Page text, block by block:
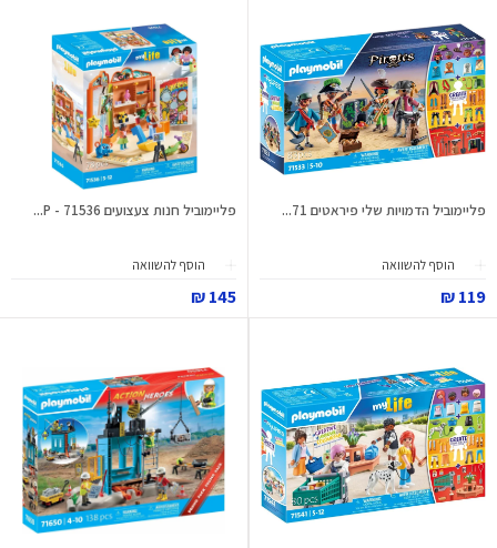
פליימוביל הדמויות שלי פיראטים 71...
הוסף להשוואה
119 ₪
פליימוביל חנות צעצועים 71536 - P...
הוסף להשוואה
145 ₪